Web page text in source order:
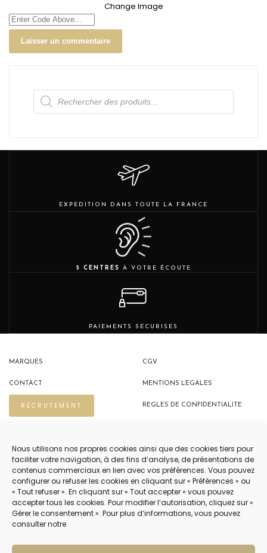
Nous utilisons nos propres cookies ainsi que des cookies tiers pour
faciliter votre navigation, à des fins d’analyse, de présentations de
contenus commerciaux en lien avec vos préférences. Vous pouvez
configurer ou refuser les cookies en cliquant sur « Préférences » ou
« Tout refuser ». En cliquant sur « Tout accepter » vous pouvez
accepter tous les cookies. Pour modifier l’autorisation, cliquez sur «
Gérer le consentement ». Pour plus d’informations, vous pouvez
consulter notre
Change Image
Recherche
de
produits
EXPEDITION DANS TOUTE LA FRANCE
5 CENTRES À VOTRE ÉCOUTE
PAIEMENTS SECURISES
MARQUES
CONTACT
RECRUTEMENT
CGV
MENTIONS LEGALES
REGLES DE CONFIDENTIALITE
NOUS CONTACTER
04 22 54 75 02
NOTRE SERVICE CLIENT EST OUVERT DU LUNDI AU VENDREDI DE 9H À 12H